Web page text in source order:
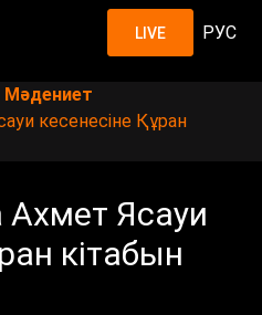
LIVE РУС
Мәдениет
кесенесіне Құран
Ясауи
кітабын